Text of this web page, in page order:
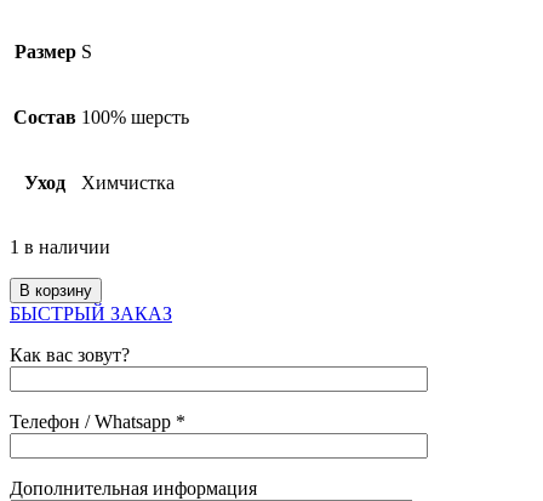
Размер S
Состав 100% шерсть
Уход Химчистка
1 в наличии
В корзину
БЫСТРЫЙ ЗАКАЗ
Как вас зовут?
Телефон / Whatsapp *
Дополнительная информация